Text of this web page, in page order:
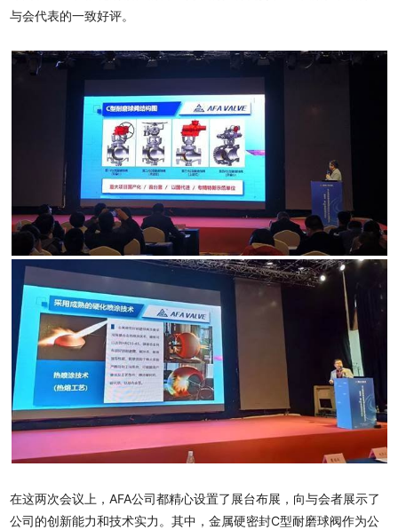
与会代表的一致好评。
在这两次会议上，AFA公司都精心设置了展台布展，向与会者展示了
公司的创新能力和技术实力。其中，金属硬密封C型耐磨球阀作为公